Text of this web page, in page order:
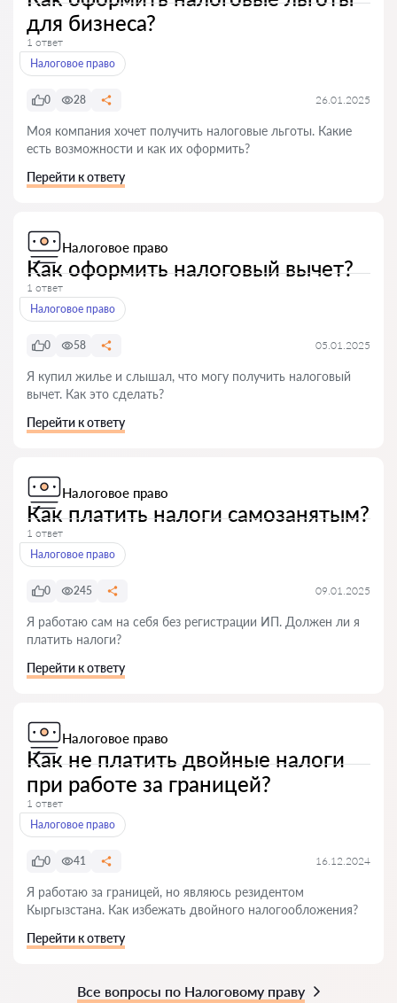
для бизнеса?
1 ответ
Налоговое право
0 28 26.01.2025
Моя компания хочет получить налоговые льготы. Какие
есть возможности и как их оформить?
Перейти к ответу
Налоговое право
Как оформить налоговый вычет?
1 ответ
Налоговое право
0 58 05.01.2025
Я купил жилье и слышал, что могу получить налоговый
вычет. Как это сделать?
Перейти к ответу
Налоговое право
Как платить налоги самозанятым?
1 ответ
Налоговое право
0 245 09.01.2025
Я работаю сам на себя без регистрации ИП. Должен ли я
платить налоги?
Перейти к ответу
Налоговое право
Как не платить двойные налоги
при работе за границей?
1 ответ
Налоговое право
0 41 16.12.2024
Я работаю за границей, но являюсь резидентом
Кыргызстана. Как избежать двойного налогообложения?
Перейти к ответу
Все вопросы по Налоговому праву